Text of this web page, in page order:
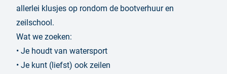
allerlei klusjes op rondom de bootverhuur en
zeilschool.
Wat we zoeken:
• Je houdt van watersport
• Je kunt (liefst) ook zeilen